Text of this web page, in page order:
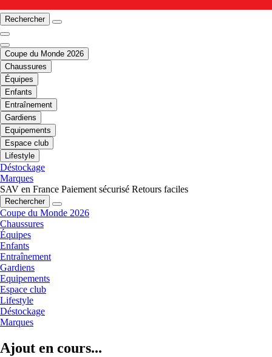
Rechercher
Coupe du Monde 2026
Chaussures
Équipes
Enfants
Entraînement
Gardiens
Equipements
Espace club
Lifestyle
Déstockage
Marques
SAV en France Paiement sécurisé Retours faciles
Rechercher
Coupe du Monde 2026
Chaussures
Équipes
Enfants
Entraînement
Gardiens
Equipements
Espace club
Lifestyle
Déstockage
Marques
Ajout en cours...